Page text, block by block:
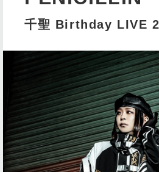
千聖 Birthday LIVE